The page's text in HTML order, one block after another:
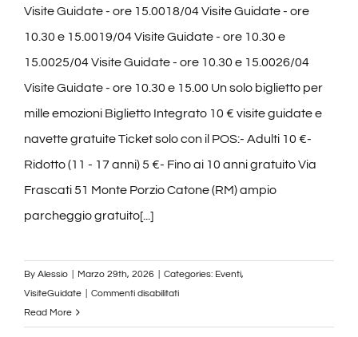
Visite Guidate - ore 15.0018/04 Visite Guidate - ore
10.30 e 15.0019/04 Visite Guidate - ore 10.30 e
15.0025/04 Visite Guidate - ore 10.30 e 15.0026/04
Visite Guidate - ore 10.30 e 15.00 Un solo biglietto per
mille emozioni Biglietto Integrato 10 € visite guidate e
navette gratuite Ticket solo con il POS:- Adulti 10 €-
Ridotto (11 - 17 anni) 5 €- Fino ai 10 anni gratuito Via
Frascati 51 Monte Porzio Catone (RM) ampio
parcheggio gratuito[...]
By Alessio Marzo 29th, 2026 Categories: Eventi,
VisiteGuidate
Commenti disabilitatisu
Guidate
Read More